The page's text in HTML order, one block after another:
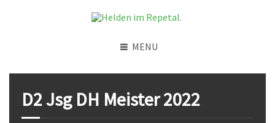
MENU
D2 Jsg DH Meister 2022